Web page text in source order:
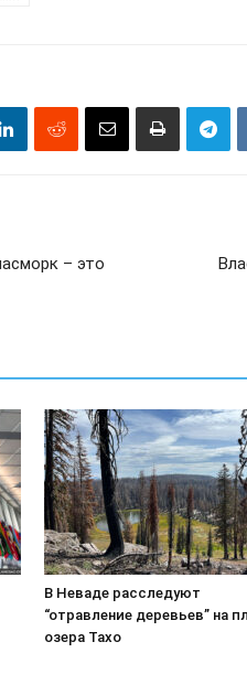
– это
В Неваде расследуют
“отравление деревьев” на
озера Тахо